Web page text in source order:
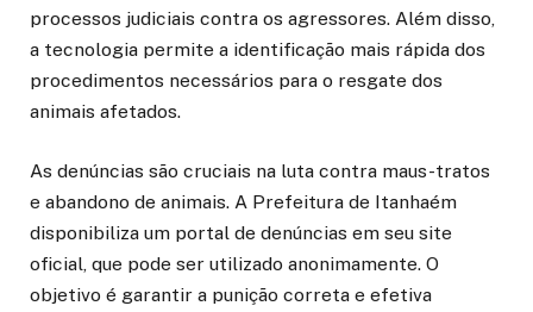
processos judiciais contra os agressores. Além disso,
a tecnologia permite a identificação mais rápida dos
procedimentos necessários para o resgate dos
animais afetados.
As denúncias são cruciais na luta contra maus-tratos
e abandono de animais. A Prefeitura de Itanhaém
disponibiliza um portal de denúncias em seu site
oficial, que pode ser utilizado anonimamente. O
objetivo é garantir a punição correta e efetiva